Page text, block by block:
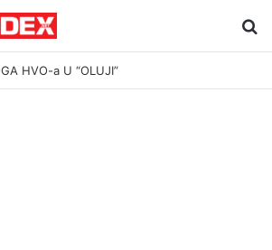
HVO-a U “OLUJI”